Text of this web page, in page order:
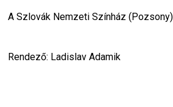
A Szlovák Nemzeti Színház
Rendező: Ladislav Adamik